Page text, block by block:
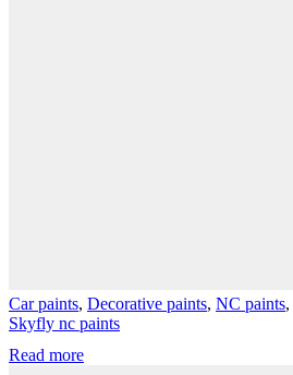
Car paints, Decorative paints, NC paints,
Skyfly nc paints
Read more